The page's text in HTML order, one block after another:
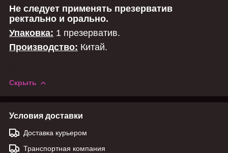
Не следует применять презерватив
ректально и орально.
Упаковка: 1 презерватив.
Производство: Китай.
Скрыть
Условия доставки
Доставка курьером
Транспортная компания